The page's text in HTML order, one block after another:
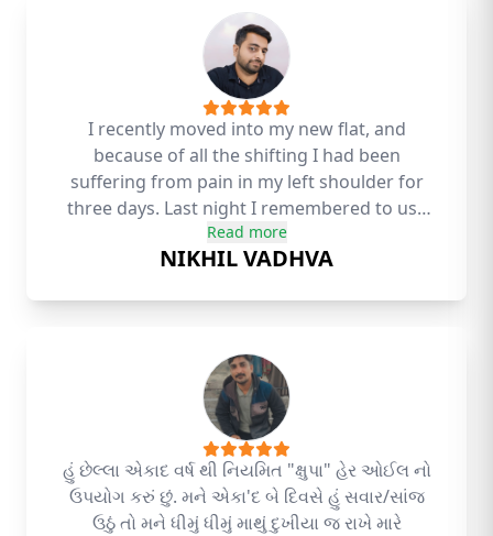
I recently moved into my new flat, and
because of all the shifting I had been
suffering from pain in my left shoulder for
three days. Last night I remembered to use
Kshupa Liquid Balm before going to sleep.
When I woke up in the morning, the pain had
Read more
NIKHIL VADHVA
હું છેલ્લા એકાદ વર્ષ થી નિયમિત "ક્ષુપા" હેર ઓઈલ નો
ઉપયોગ કરું છું. મને એકા'દ બે દિવસે હું સવાર/સાંજ
ઉઠું તો મને ધીમું ધીમું માથું દુખીયા જ રાખે મારે